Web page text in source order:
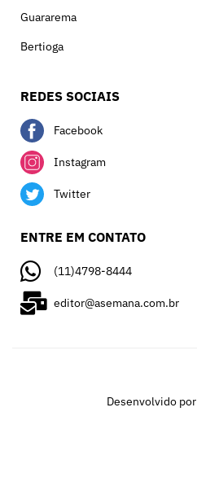
Guararema
Bertioga
REDES SOCIAIS
Facebook
Instagram
Twitter
ENTRE EM CONTATO
(11)4798-8444
editor@asemana.com.br
Desenvolvido por